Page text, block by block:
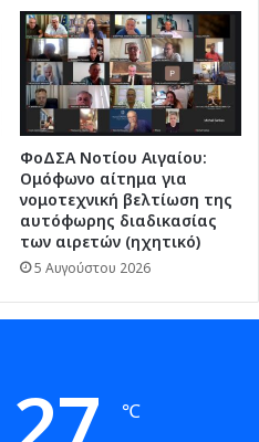
ΦοΔΣΑ Νοτίου Αιγαίου:
Ομόφωνο αίτημα για
νομοτεχνική βελτίωση της
αυτόφωρης διαδικασίας
των αιρετών (ηχητικό)
5 Αυγούστου 2026
℃